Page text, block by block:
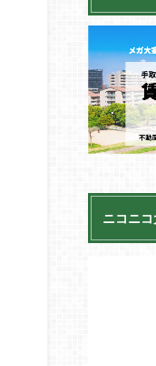
ニコニ